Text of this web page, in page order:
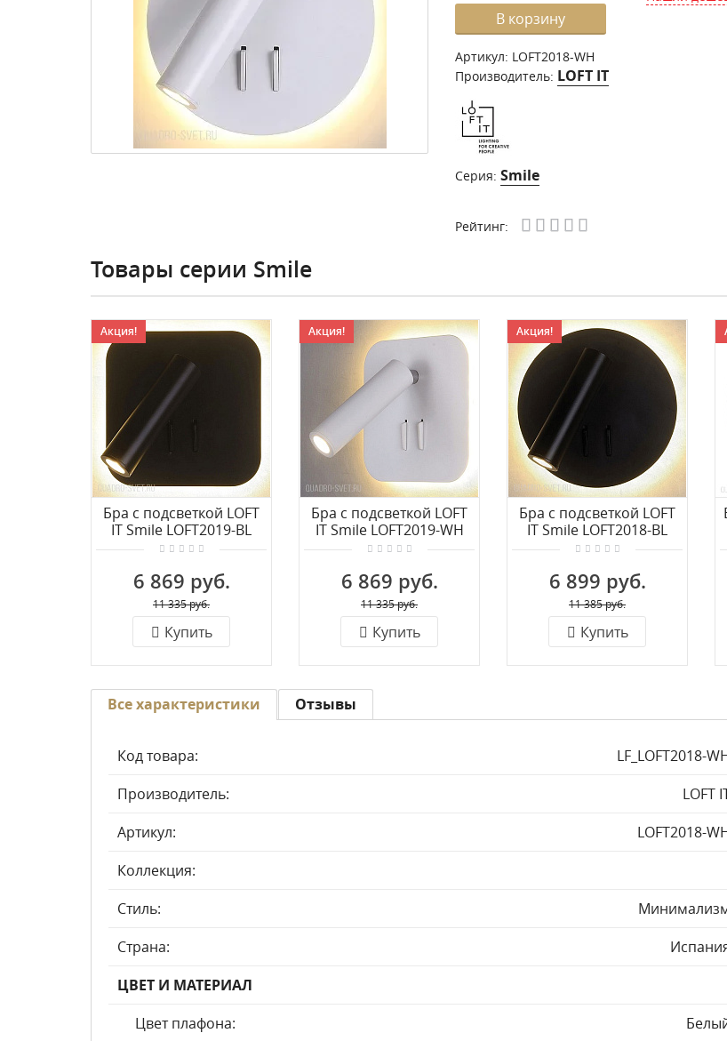
В корзину
Артикул: LOFT2018-WH
Производитель: LOFT IT
Серия: Smile
Рейтинг:
Товары серии Smile
Акция!
Бра с подсветкой LOFT
IT Smile LOFT2019-BL
6 869 руб.
11 335 руб.
Купить
Акция!
Бра с подсветкой LOFT
IT Smile LOFT2019-WH
6 869 руб.
11 335 руб.
Купить
Акция!
Бра с подсветкой LOFT
IT Smile LOFT2018-BL
6 899 руб.
11 385 руб.
Купить
Все характеристики
Код товара:
LF_LOFT2018-
Производитель:
LOFT
Артикул:
LOFT2018-
Коллекция:
Стиль:
Страна:
ЦВЕТ И МАТЕРИАЛ
Цвет плафона:
Отзывы